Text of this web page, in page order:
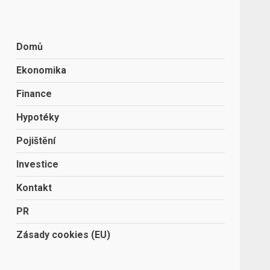
Domů
Ekonomika
Finance
Hypotéky
Pojištění
Investice
Kontakt
PR
Zásady cookies (EU)